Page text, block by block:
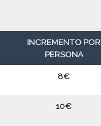
INCREMENTO POR
PERSONA
8€
10€